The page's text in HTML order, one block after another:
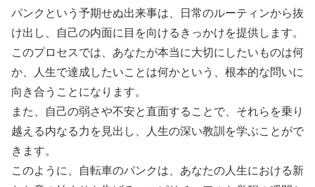
パンクという予期せぬ出来事は、日常のルーティンから抜
け出し、自己の内面に目を向けるきっかけを提供します。
このプロセスでは、あなたが本当に大切にしたいものは何
か、人生で達成したいことは何かという、根本的な問いに
向き合うことになります。
また、自己の弱さや不安と直面することで、それらを乗り
越える内なる力を見出し、人生の深い教訓を学ぶことがで
きます。
このように、自転車のパンクは、あなたの人生における新